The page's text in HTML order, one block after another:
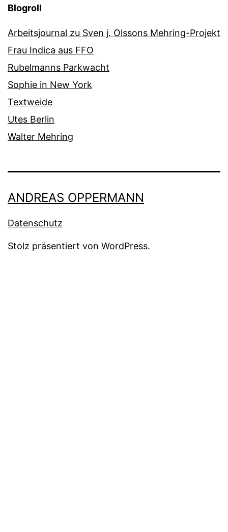
Blogroll
Arbeitsjournal zu Sven j. Olssons Mehring-Projekt
Frau Indica aus FFO
Rubelmanns Parkwacht
Sophie in New York
Textweide
Utes Berlin
Walter Mehring
ANDREAS OPPERMANN
Datenschutz
Stolz präsentiert von WordPress.